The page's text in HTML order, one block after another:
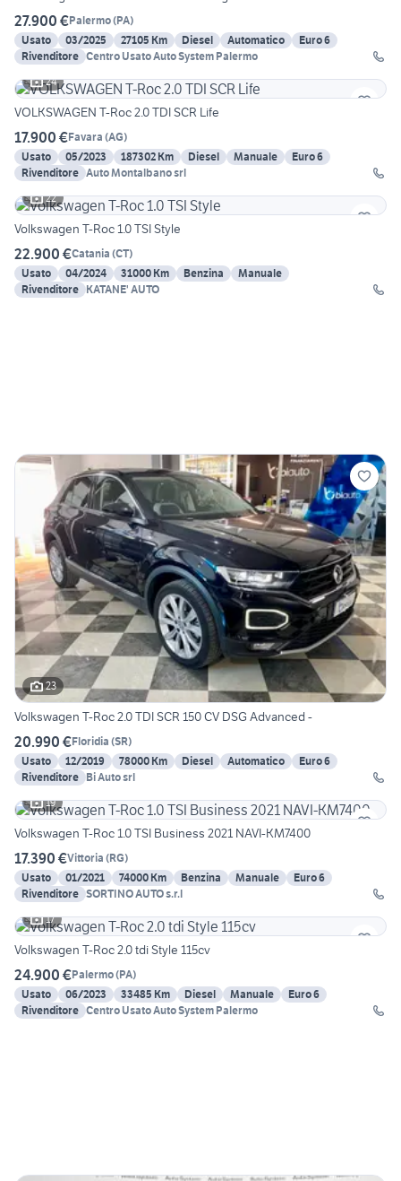
27.900 €Palermo(PA)
Usato
03/2025 27105 Km Diesel Automatico
Euro 6
Rivenditore Centro Usato Auto System Palermo
24
VOLKSWAGEN T-Roc 2.0 TDI SCR Life
17.900 €Favara (AG)
Usato
05/2023 187302 Km Diesel Manuale
Euro 6
Rivenditore Auto Montalbano srl
22
Volkswagen T-Roc 1.0 TSI Style
22.900 €Catania (CT)
Usato
04/2024 31000 Km Benzina
Manuale
Rivenditore KATANE' AUTO
23
Volkswagen T-Roc 2.0 TDI SCR 150 CV DSG Advanced -
20.990 €Floridia (SR)
Usato
12/2019 78000 Km Diesel Automatico
Euro 6
Rivenditore Bi Auto srl
19
Volkswagen T-Roc 1.0 TSI Business 2021 NAVI-KM7400
17.390 €Vittoria (RG)
Usato
01/2021 74000 Km Benzina Manuale
Euro 6
Rivenditore SORTINO AUTO s.r.l
17
Volkswagen T-Roc 2.0 tdi Style 115cv
24.900 €Palermo(PA)
Usato
06/2023 33485 Km Diesel Manuale
Euro 6
Rivenditore Centro Usato Auto System Palermo